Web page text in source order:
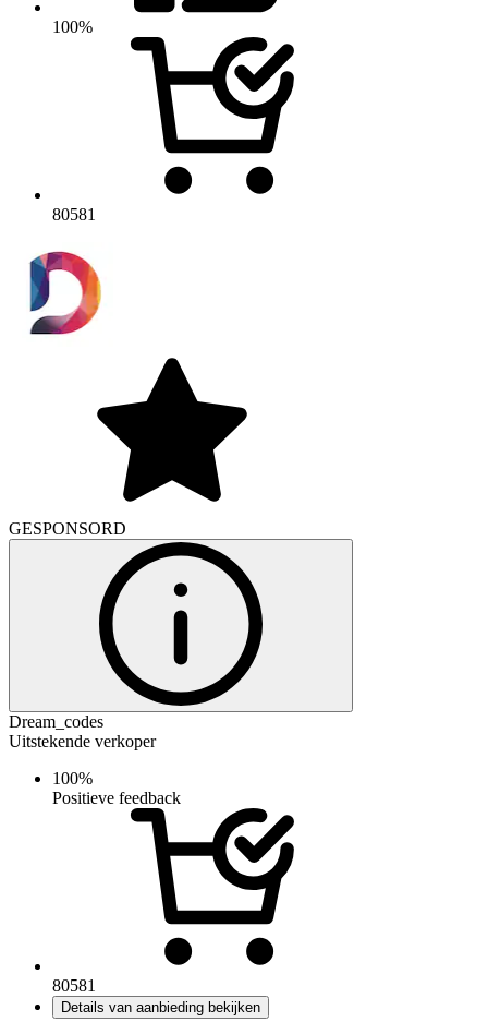
100%
80581
GESPONSORD
Dream_codes
Uitstekende verkoper
100%
Positieve feedback
80581
Details van aanbieding bekijken